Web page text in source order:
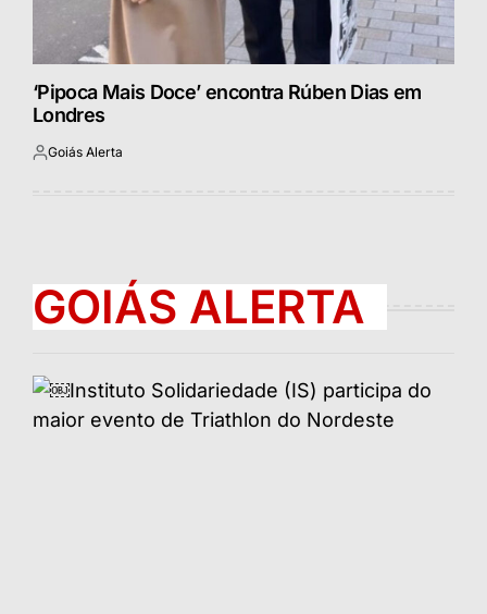
‘Pipoca Mais Doce’ encontra Rúben Dias em
Londres
Postado
Goiás Alerta
GOIÁS ALERTA